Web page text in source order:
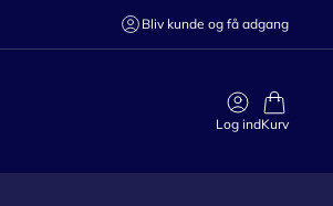
Bliv kunde og få adgang
Log indKurv